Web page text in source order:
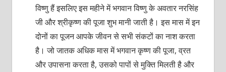
विष्णु हैं इसलिए इस महीने में भगवान विष्णु के अवतार नरसिंह
जी और श्रीकृष्ण की पूजा शुभ मानी जाती है। इस मास में इन
दोनों का पूजन आपके जीवन से सभी संकटों का नाश करता
है। जो जातक अधिक मास में भगवान कृष्ण की पूजा, व्रत
और उपासना करता है, उसको पापों से मुक्ति मिलती है और